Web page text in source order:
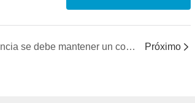
¿Con qué frecuencia se debe mantener un compresor de aire? Próximo